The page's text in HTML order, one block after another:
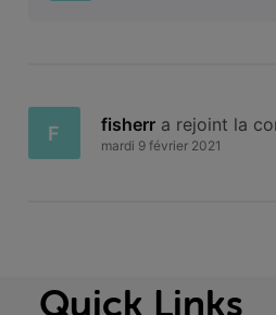
F fisherr a rejoint la
mardi 9 février 2021
Quick Links